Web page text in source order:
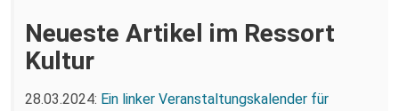
Neueste Artikel im Ressort
Kultur
28.03.2024: Ein linker Veranstaltungskalender für